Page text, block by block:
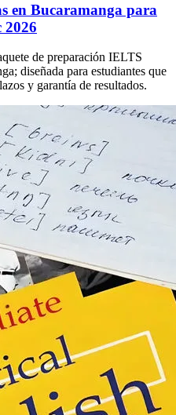
en Bucaramanga para
2026
de preparación IELTS
diseñada para estudiantes que
y garantía de resultados.